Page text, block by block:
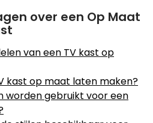
over een Op Maat
van een TV kast op
kast op maat laten maken?
worden gebruikt voor een